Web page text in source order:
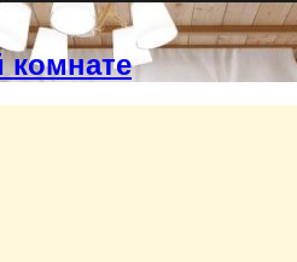
комнате